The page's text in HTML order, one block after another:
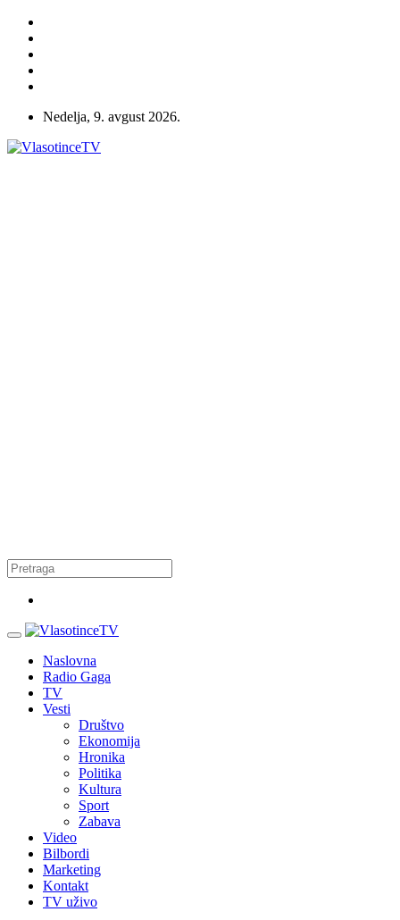
Nedelja, 9. avgust 2026.
Naslovna
Radio Gaga
TV
Vesti
Društvo
Ekonomija
Hronika
Politika
Kultura
Sport
Zabava
Video
Bilbordi
Marketing
Kontakt
TV uživo